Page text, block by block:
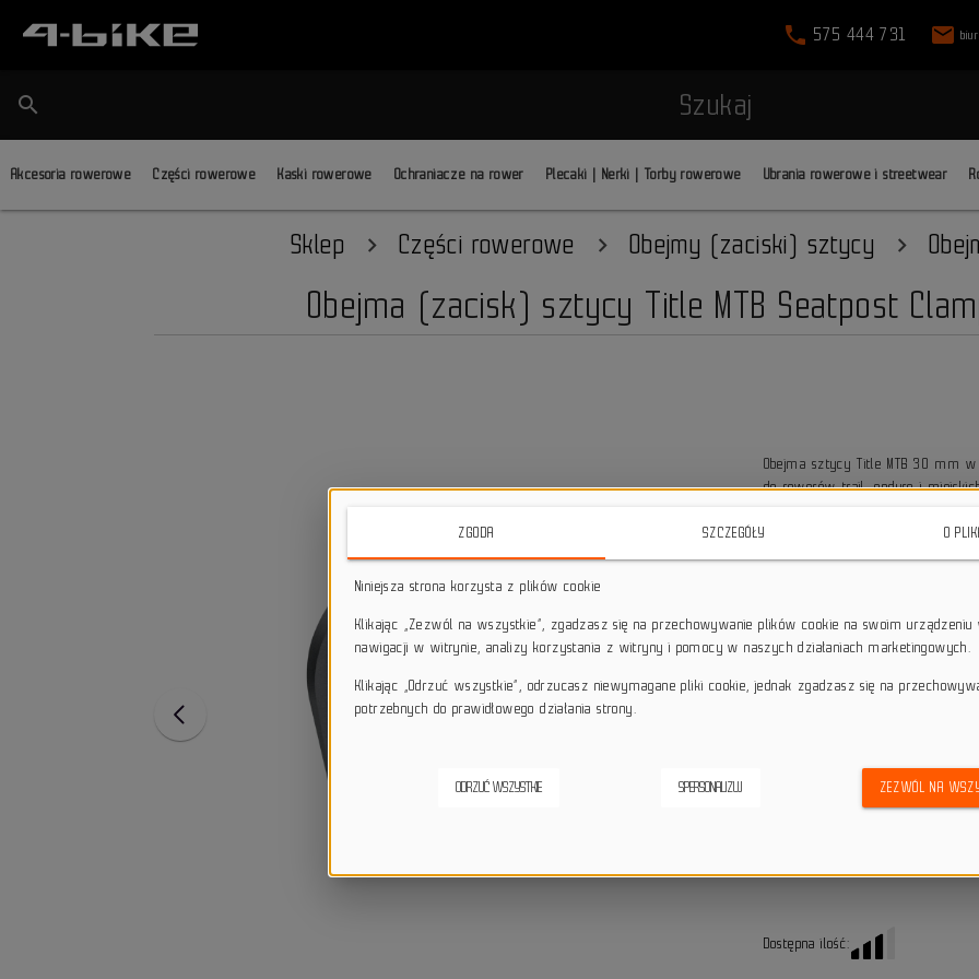
phone 575 444 731 mail
search Szukaj
Akcesoria rowerowe Części rowerowe Kaski rowerowe Ochraniacze na rower Plecaki | Nerki | Torby rowerowe Ubrania rowerowe i streetwear
Sklep Części rowerowe Obejmy (zaciski) sztycy
Obejma (zacisk) sztycy Title MTB Seatpost
Obejma sztycy Title MTB 30 mm
do rowerów trail, enduro i
lekkość i nowoczesny wygląd z
star_borderstar_borderstar_borderstar_borderstar_border
local_shipping Darmowa dostawa przy
Dotyczy wysyłki na terenie
keyboard_return 14 dni na odstąpienie od
Alternatywne produkty
Dostępna ilość:
ZGODA SZCZEGÓŁY O
Niniejsza strona korzysta z plików cookie
Klikając „Zezwól na wszystkie”, zgadzasz się na przechowywanie plików cookie na swoim urządzeniu
nawigacji w witrynie, analizy korzystania z witryny i pomocy w naszych działaniach marketingowych.
Klikając „Odrzuć wszystkie”, odrzucasz niewymagane pliki cookie, jednak zgadzasz się na
potrzebnych do prawidłowego działania strony.
ODRZUĆ WSZYSTKIE SPERSONALIZUJ ZEZWÓL NA